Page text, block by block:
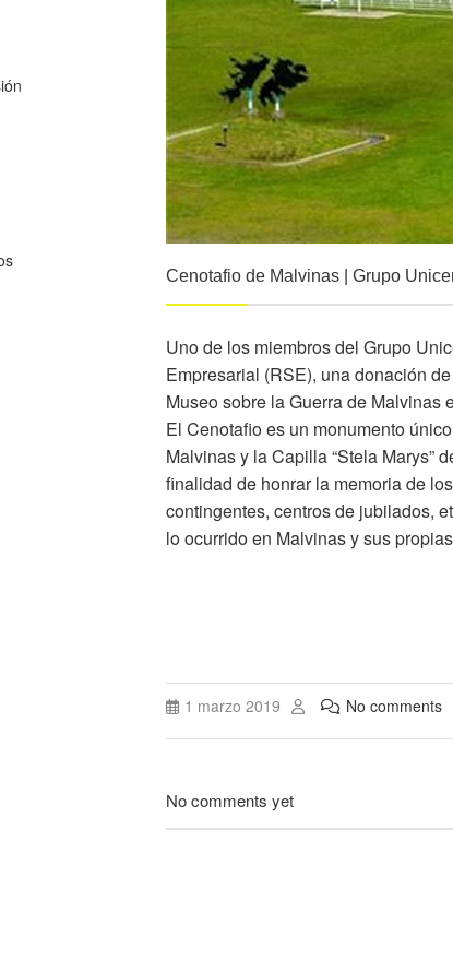
Cenotafio de Malvinas | Grupo
Uno de los miembros del Grupo
Empresarial (RSE), una donación
Museo sobre la Guerra de Malvinas
El Cenotafio es un monumento
Malvinas y la Capilla “Stela Marys”
finalidad de honrar la memoria de
contingentes, centros de jubilados,
lo ocurrido en Malvinas y sus
1 marzo 2019 No comments
No comments yet